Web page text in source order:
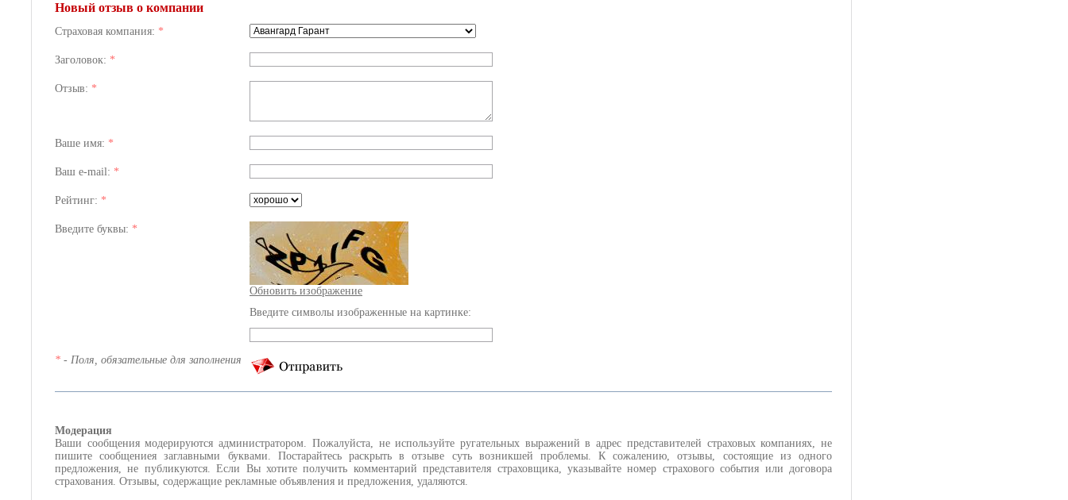
Новый отзыв о компании
Страховая компания: *
Заголовок: *
Отзыв: *
Ваше имя: *
Ваш e-mail: *
Рейтинг: *
Введите буквы: *
Обновить изображение
Введите символы изображенные на картинке:
* - Поля, обязательные для заполнения
Модерация
Ваши сообщения модерируются администратором. Пожалуйста, не используйте ругательных выражений в адрес представителей страховых компаниях, не
пишите сообщениея заглавными буквами. Постарайтесь раскрыть в отзыве суть возникшей проблемы. К сожалению, отзывы, состоящие из одного
предложения, не публикуются. Если Вы хотите получить комментарий представителя страховщика, указывайте номер страхового события или договора
страхования. Отзывы, содержащие рекламные объявления и предложения, удаляются.